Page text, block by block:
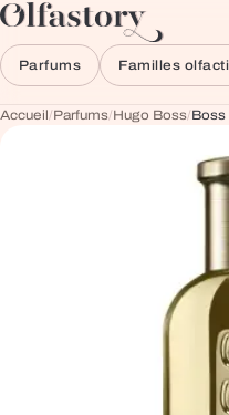
Aller au contenu
Parfums Familles
Accueil/Parfums/Hugo Boss/